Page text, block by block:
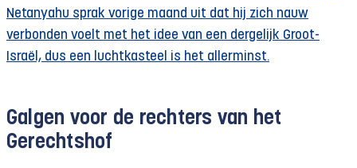
Netanyahu sprak vorige maand uit dat hij zich nauw
verbonden voelt met het idee van een dergelijk Groot-
Israël, dus een luchtkasteel is het allerminst.
Galgen voor de rechters van het
Gerechtshof